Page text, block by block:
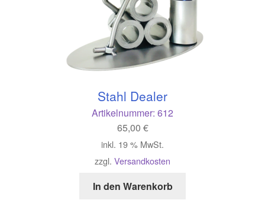
Stahl Dealer
Artikelnummer: 612
65,00 €
inkl. 19 % MwSt.
zzgl. Versandkosten
In den Warenkorb